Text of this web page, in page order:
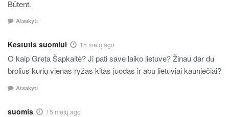
Būtent.
Atsakyti
Kestutis suomiui 15 metų ago
O kaip Greta Šapkaitė? Ji pati save laiko lietuve? Žinau dar du
brolius kurių vienas ryžas kitas juodas ir abu lietuviai kauniečiai?
Atsakyti
suomis 15 metų ago